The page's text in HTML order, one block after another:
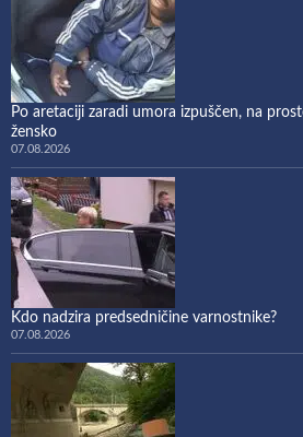
Po aretaciji zaradi umora izpuščen, na
žensko
07.08.2026
Kdo nadzira predsedničine varnostnike?
07.08.2026